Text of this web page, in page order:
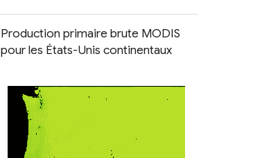
Production primaire brute MODIS
pour les États-Unis continentaux